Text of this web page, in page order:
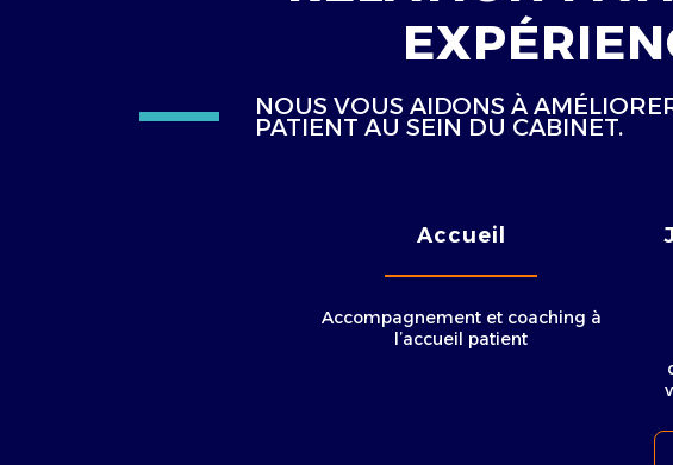
NOUS VOUS AIDONS À
PATIENT AU SEIN DU CABINET.
Accueil
Accompagnement et coaching à
l’accueil patient